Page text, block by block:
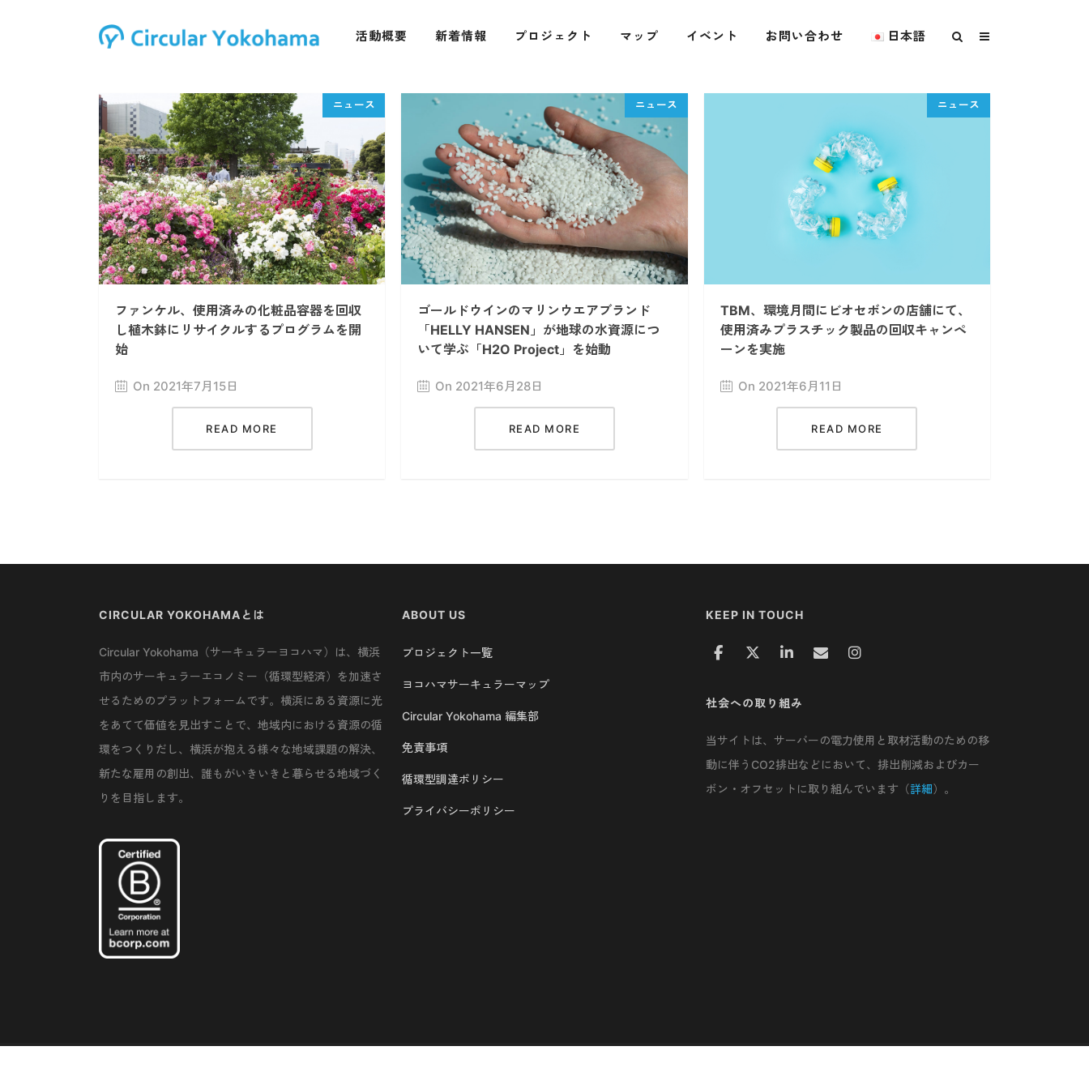
活動概要 新着情報 プロジェクト マップ イベント お問い合わせ 日本語
ファンケル、使用済みの化粧品容器を回収
し植木鉢にリサイクルするプログラムを開
始
On 2021年7月15日
READ MORE
ゴールドウインのマリンウエアブランド
「HELLY HANSEN」が地球の水資源につ
いて学ぶ「H2O Project」を始動
On 2021年6月28日
READ MORE
TBM、環境月間にビオセボンの店舗にて、
使用済みプラスチック製品の回収キャンペ
ーンを実施
On 2021年6月11日
READ MORE
CIRCULAR YOKOHAMAとは
Circular Yokohama（サーキュラーヨコハマ）は、横浜
市内のサーキュラーエコノミー（循環型経済）を加速さ
せるためのプラットフォームです。横浜にある資源に光
をあてて価値を見出すことで、地域内における資源の循
環をつくりだし、横浜が抱える様々な地域課題の解決、
新たな雇用の創出、誰もがいきいきと暮らせる地域づく
りを目指します。
ABOUT US
プロジェクト一覧
ヨコハマサーキュラーマップ
Circular Yokohama 編集部
免責事項
循環型調達ポリシー
プライバシーポリシー
KEEP IN TOUCH
社会への取り組み
当サイトは、サーバーの電力使用と取材活動のための移
動に伴うCO2排出などにおいて、排出削減およびカー
ボン・オフセットに取り組んでいます（詳細）。